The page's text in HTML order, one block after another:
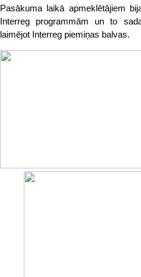
Pasākuma laikā apmeklētājiem
Interreg programmām un to
laimējot Interreg piemiņas balvas.